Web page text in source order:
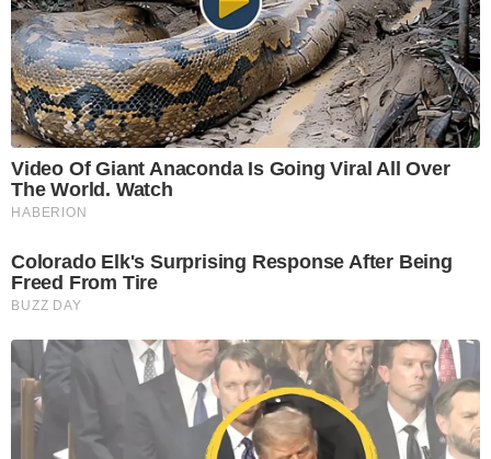
Video Of Giant Anaconda Is Going Viral All Over
The World. Watch
HABERION
Colorado Elk's Surprising Response After Being
Freed From Tire
BUZZ DAY